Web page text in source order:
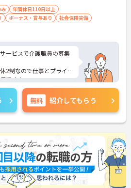
み
年間休日110日以上
ボーナス・賞与あり
社会保険完備
ービスで介護職員の募集
2制なので仕事とプライ
場です♪
充実しているので安心し
います◎
トをお伝えしますので、
無料 紹介してもらう